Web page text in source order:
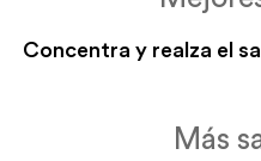
CON
Concentra y realza el
Más